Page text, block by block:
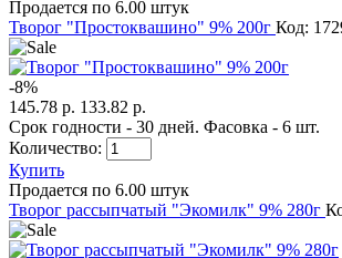
Продается по 6.00 штук
Творог "Простоквашино" 9% 200г Код:
-8%
145.78 р. 133.82 р.
Срок годности - 30 дней. Фасовка - 6 шт.
Количество:
Купить
Продается по 6.00 штук
Творог рассыпчатый "Экомилк" 9% 280г